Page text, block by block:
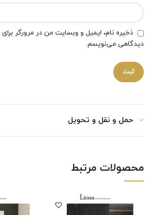
ذخیره نام، ایمیل و وبسایت من در مرورگر برای
دیدگاهی می‌نویسم.
حمل و نقل و تحویل
محصولات مرتبط